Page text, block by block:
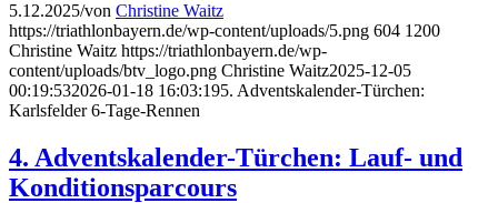
5.12.2025/von Christine Waitz
https://triathlonbayern.de/wp-content/uploads/5.png 604 1200
Christine Waitz https://triathlonbayern.de/wp-
content/uploads/btv_logo.png Christine Waitz2025-12-05
00:19:532026-01-18 16:03:195. Adventskalender-Türchen:
Karlsfelder 6-Tage-Rennen
4. Adventskalender-Türchen: Lauf- und
Konditionsparcours